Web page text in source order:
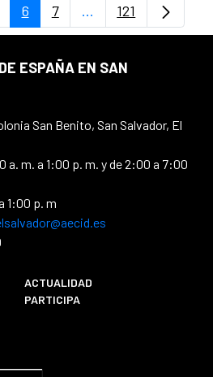
intermedias Use TAB para
Página
6 Página
7 ...PáginasPágina
121
ESPAÑA EN SAN
San Benito, San Salvador, El
a. m. a 1:00 p. m. y de 2:00 a 7:00
1:00 p. m
ACTUALIDAD
PARTICIPA